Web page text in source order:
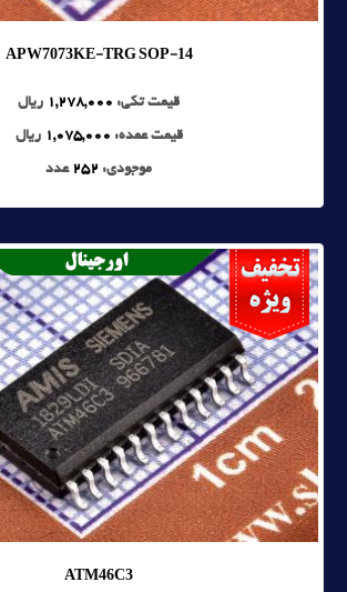
APW7073KE-TRG SOP-14
قیمت تکی: 1,278,000 ریال
قیمت عمده: 1,075,000 ریال
موجودی: 252 عدد
ATM46C3